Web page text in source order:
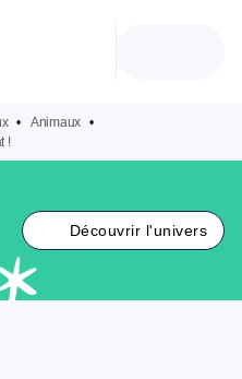
• Animaux •
!
Découvrir l'univers